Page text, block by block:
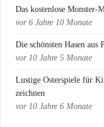
Das kostenlose Monster-
vor 6 Jahre 10 Monate
Die schönsten Hasen aus
vor 10 Jahre 5 Monate
Lustige Osterspiele für
zeichnen
vor 10 Jahre 6 Monate